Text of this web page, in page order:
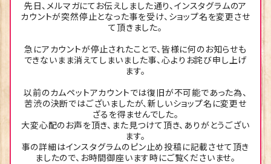
先日、メルマガにてお伝えしました通り、インスタグラムのア
カウントが突然停止となった事を受け、ショップ名を変更させ
て頂きました。
急にアカウントが停止されたことで、皆様に何のお知らせも
できないまま消えてしまいました事、心よりお詫び申し上げ
ます。
以前のカムペットアカウントでは復旧が不可能であった為、
苦渋の決断ではございましたが、新しいショップ名に変更せ
ざるを得ませんでした。
大変心配のお声を頂き、また見つけて頂き、ありがとうござい
ます。
事の詳細はインスタグラムのピン止め投稿に記載させて頂き
ましたので、お時間御座います時にご覧くださいませ。